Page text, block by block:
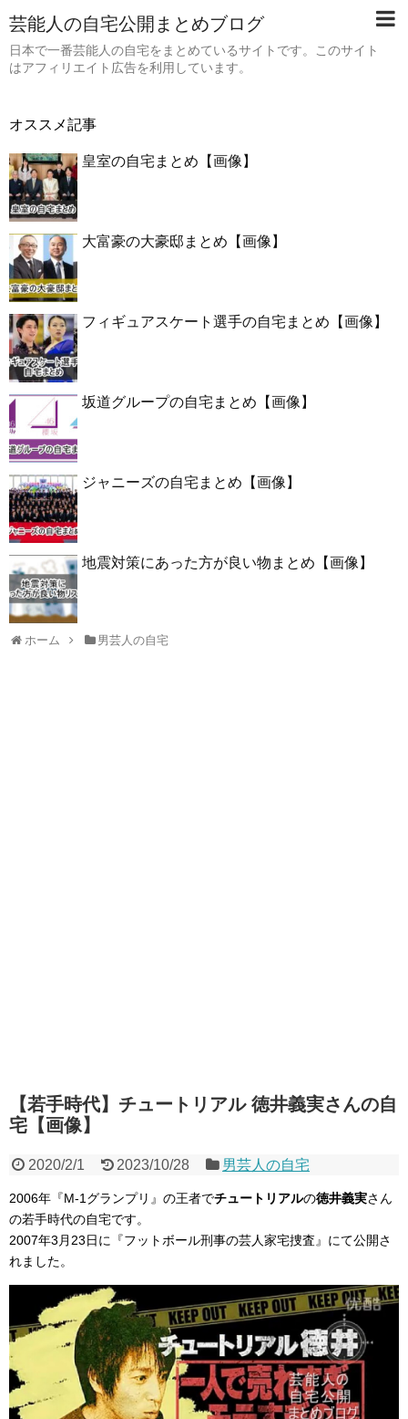
芸能人の自宅公開まとめブログ
日本で一番芸能人の自宅をまとめているサイトです。このサイト
はアフィリエイト広告を利用しています。
オススメ記事
皇室の自宅まとめ【画像】
大富豪の大豪邸まとめ【画像】
フィギュアスケート選手の自宅まとめ【画像】
坂道グループの自宅まとめ【画像】
ジャニーズの自宅まとめ【画像】
地震対策にあった方が良い物まとめ【画像】
ホーム 男芸人の自宅
【若手時代】チュートリアル 徳井義実さんの自
宅【画像】
2020/2/1 2023/10/28 男芸人の自宅
2006年『M-1グランプリ』の王者でチュートリアルの徳井義実さん
の若手時代の自宅です。
2007年3月23日に『フットボール刑事の芸人家宅捜査』にて公開さ
れました。